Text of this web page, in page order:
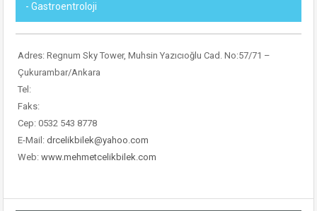
- Gastroentroloji
Adres: Regnum Sky Tower, Muhsin Yazıcıoğlu Cad. No:57/71 –
Çukurambar/Ankara
Tel:
Faks:
Cep: 0532 543 8778
E-Mail: drcelikbilek@yahoo.com
Web: www.mehmetcelikbilek.com